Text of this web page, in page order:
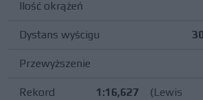
Ilość okrążeń
Dystans wyścigu
Przewyższenie
Rekord
1:16,627 (Lewis